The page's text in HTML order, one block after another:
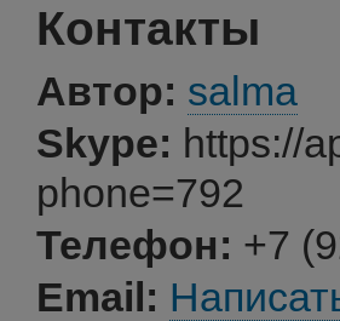
Контакты
Автор: salma
Skype: https://
phone=792
Телефон: +7
Email: